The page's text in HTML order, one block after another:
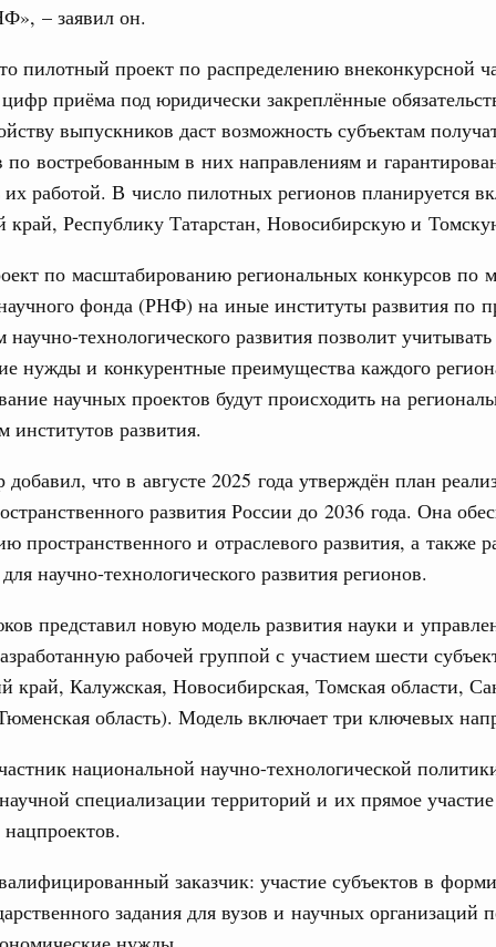
– заявил он.
пилотный проект по распределению внеконкурсной
приёма под юридически закреплённые
выпускников даст возможность субъектам
по востребованным в них направлениям и
их работой. В число пилотных регионов планируется
край, Республику Татарстан, Новосибирскую и
по масштабированию региональных конкурсов по
фонда (РНФ) на иные институты развития по
научно-технологического развития позволит учитывать
нужды и конкурентные преимущества каждого
научных проектов будут происходить на
институтов развития.
что в августе 2025 года утверждён план
развития России до 2036 года. Она
пространственного и отраслевого развития, а также
научно-технологического развития регионов.
представил новую модель развития науки и
рабочей группой с участием шести
край, Калужская, Новосибирская, Томская области,
область). Модель включает три ключевых
национальной научно-технологической
специализации территорий и их прямое участие
заказчик: участие субъектов в
задания для вузов и научных организаций
на пространстве СНГ
встрече Президента Киргизии Садыра
заседания Евразийского
Вчера
Правительственной комиссии по
объектов федерального значения
заказчика»
для жизни»
участков, ведущих к спортивным
«Инфраструктура для жизни»
и руководитель Росмолодёжи Григорий
проекта «Кольцо открытий»
Интеграция на пространстве СНГ
совета в узком составе
странами (кроме СНГ) на двусторонней основе
с Министром промышленности,
Мохаммадом Атабаком
маршрутов научно-популярного туризма в
науки и технологий
VIII Российско-Киргизского
Киргизской межрегиональной
Email